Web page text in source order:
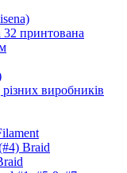
32 принтована
виробників
Braid